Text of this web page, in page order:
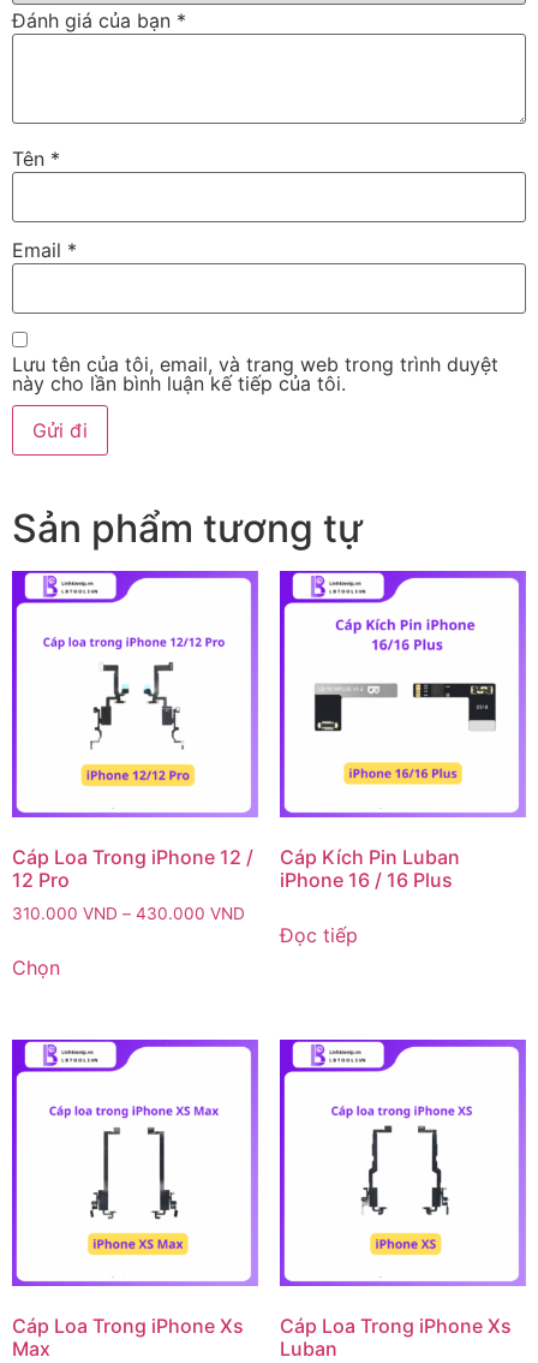
Đánh giá của bạn *
Tên *
Email *
Lưu tên của tôi, email, và trang web trong trình duyệt
này cho lần bình luận kế tiếp của tôi.
Sản phẩm tương tự
Cáp Loa Trong iPhone 12 /
12 Pro
310.000 VND – 430.000 VND
Chọn
Cáp Kích Pin Luban
iPhone 16 / 16 Plus
Đọc tiếp
Cáp Loa Trong iPhone Xs
Max
Cáp Loa Trong iPhone Xs
Luban